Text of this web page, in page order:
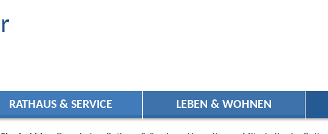
RATHAUS & SERVICE LEBEN & WOHNEN